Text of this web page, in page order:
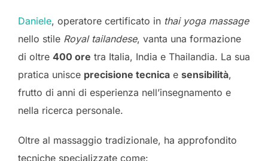
Daniele, operatore certificato in thai yoga massage
nello stile Royal tailandese, vanta una formazione
di oltre 400 ore tra Italia, India e Thailandia. La sua
pratica unisce precisione tecnica e sensibilità,
frutto di anni di esperienza nell’insegnamento e
nella ricerca personale.
Oltre al massaggio tradizionale, ha approfondito
tecniche specializzate come: